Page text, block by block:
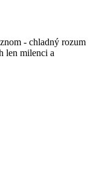
- chladný rozum
len milenci a